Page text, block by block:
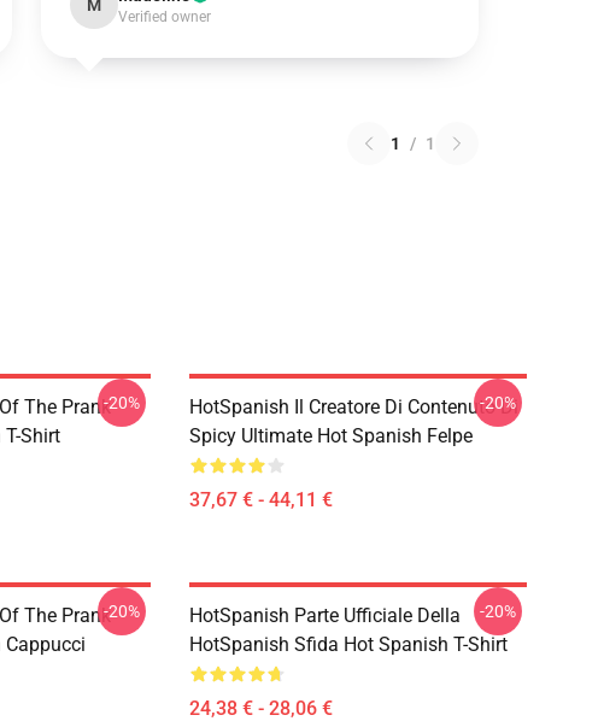
M
Verified owner
1 / 1
The Prank
Shirt
-20%
HotSpanish Il Creatore Di Contenuto Di
Spicy Ultimate Hot Spanish Felpe
37,67 € - 44,11 €
-20%
The Prank-20%
HotSpanish Parte Ufficiale Della
HotSpanish Sfida Hot Spanish T-Shirt
24,38 € - 28,06 €
-20%